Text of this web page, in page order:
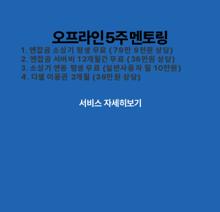
오프라인 5주 멘토링
1. 엔잡곰 소싱기 평생 무료 (79만 9천원 상당)
2. 엔잡곰 서버비 12개월간 무료 (36만원 상당)
3. 소싱기 연동 평생 무료 (일반사용자 월 10만원)
4. 디셀 이용권 2개월 (36만원 상당)
서비스 자세히보기